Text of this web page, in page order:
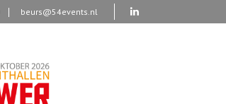
beurs@54events.nl